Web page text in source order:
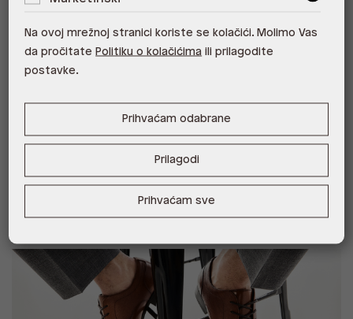
Trendi štikle za elegantan izgled:
Odabir pravog stila
Na ovoj mrežnoj stranici koriste se kolačići. Molimo Vas
da pročitate Politiku o kolačićima ili prilagodite
postavke.
Prihvaćam odabrane
Prilagodi
Prihvaćam sve